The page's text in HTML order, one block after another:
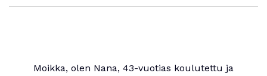
Moikka, olen Nana, 43-vuotias koulutettu ja